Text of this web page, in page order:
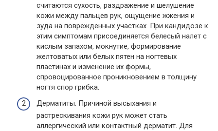
считаются сухость, раздражение и шелушение
кожи между пальцев рук, ощущение жжения и
зуда на поврежденных участках. При кандидозе к
этим симптомам присоединяется белесый налет с
кислым запахом, мокнутие, формирование
желтоватых или белых пятен на ногтевых
пластинах и изменение их формы,
спровоцированное проникновением в толщину
ногтя спор грибка.
Дерматиты. Причиной высыхания и
растрескивания кожи рук может стать
аллергический или контактный дерматит. Для